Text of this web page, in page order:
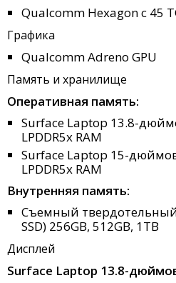
Qualcomm Hexagon с 45
Графика
Qualcomm Adreno GPU
Память и хранилище
Оперативная память:
Surface Laptop 13.8-
LPDDR5x RAM
Surface Laptop 15-
LPDDR5x RAM
Внутренняя память:
Съемный
SSD) 256GB, 512GB, 1TB
Дисплей
Surface Laptop 13.8-